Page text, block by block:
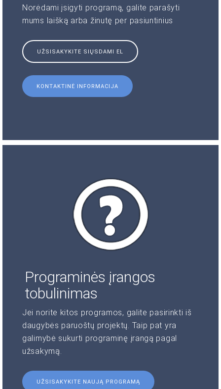
Norėdami įsigyti programą, galite parašyti
mums laišką arba žinutę per pasiuntinius
UŽSISAKYKITE SIŲSDAMI EL
KONTAKTINĖ INFORMACIJA
Programinės įrangos
tobulinimas
Jei norite kitos programos, galite pasirinkti iš
daugybės paruoštų projektų. Taip pat yra
galimybė sukurti programinę įrangą pagal
užsakymą.
UŽSISAKYKITE NAUJĄ PROGRAMĄ